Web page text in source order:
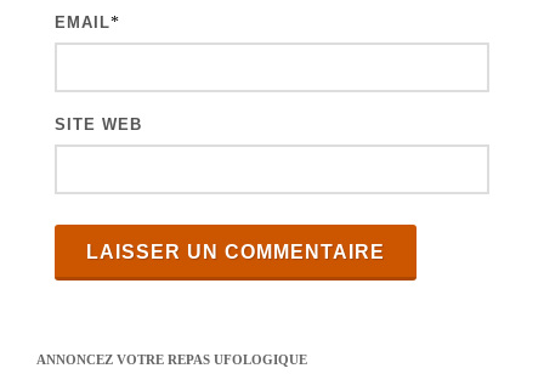
EMAIL*
SITE WEB
ANNONCEZ VOTRE REPAS UFOLOGIQUE